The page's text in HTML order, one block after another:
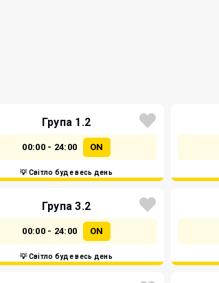
Група 1.2
00:00 - 24:00 ON
💡 Світло буде весь день
Група 3.2
00:00 - 24:00 ON
💡 Світло буде весь день